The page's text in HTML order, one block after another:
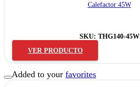
Calefactor 45W
SKU: THG140-45W
VER PRODUCTO
Added to your favorites